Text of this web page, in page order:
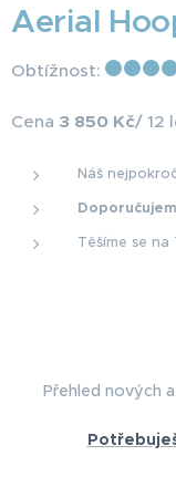
Aerial
Obtížnost:
Cena 3 850 Kč/ 12
Náš
Těšíme se
Přehled nových